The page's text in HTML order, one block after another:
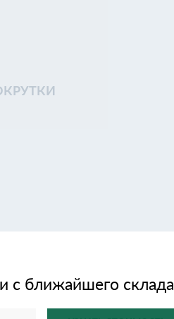
с ближайшего склада